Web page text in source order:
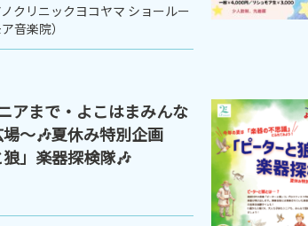
クリニックヨコヤマ ショールー
音楽院）
アまで・よこはまみんな
〜🎶夏休み特別企画
狼」楽器探検隊🎶